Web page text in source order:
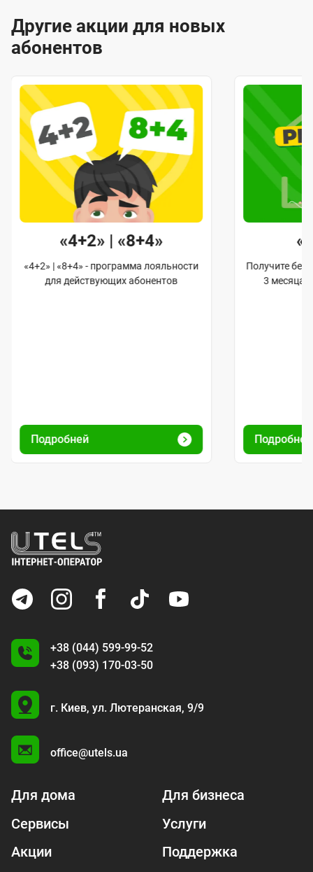
Другие акции для новых
абонентов
«4+2» | «8+4»
«4+2» | «8+4» - программа лояльности
для действующих абонентов
Подробней
Получите
3 месяца
Подробней
+38 (044) 599-99-52
+38 (093) 170-03-50
U
г. Киев, ул. Лютеранская, 9/9
office@utels.ua
Для дома
Для бизнеса
Сервисы
Услуги
Акции
Поддержка